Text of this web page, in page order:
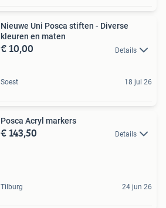
Nieuwe Uni Posca stiften - Diverse
kleuren en maten
€ 10,00 Details
Soest 18 jul 26
Posca Acryl markers
€ 143,50 Details
Tilburg 24 jun 26